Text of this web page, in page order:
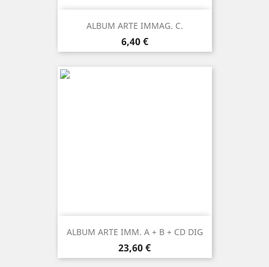
ALBUM ARTE IMMAG. C.
Prezzo
6,40 €
ALBUM ARTE IMM. A + B + CD DIG
Prezzo
23,60 €